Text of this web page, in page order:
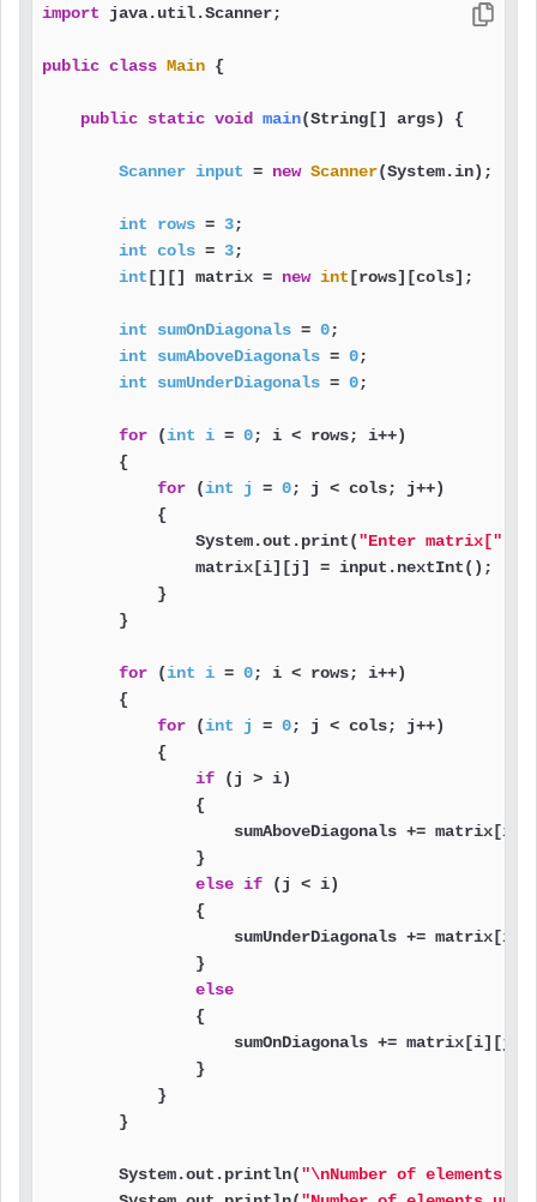
import java.util.Scanner;
public class Main {
public static void main(String[] args) {
Scanner input = new Scanner(System.in);
int rows = 3;
int cols = 3;
int [][] matrix = new int [rows][cols];
int sumOnDiagonals = 0;
int
sumAboveDiagonals = 0;
int
sumUnderDiagonals = 0;
for (int i = 0; i < rows; i++)
        {
for (int j = 0; j < cols; j++)
            {
                System.out.print(
"Enter matrix["
                matrix[i][j] = input.nextInt();
            }
        }
for (int i = 0; i < rows; i++)
        {
for (int j = 0; j < cols; j++)
            {
if (j > i)
                {
sumAboveDiagonals +=
                }
else if (j < i)
                {
sumUnderDiagonals +=
                }
else
                {
                    sumOnDiagonals += matrix[i][j];
                }
            }
        }
        System.out.println(
"\nNumber of elements